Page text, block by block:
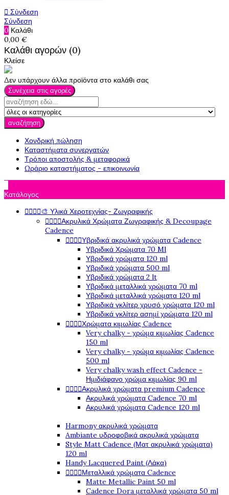
 Σύνδεση
Σύνδεση
0 Καλάθι
0,00 €
Καλάθι αγορών (0)
Κλείσε
Δεν υπάρχουν άλλα προϊόντα στο καλάθι σας
Συνέχεια στις αγορές
αναζήτηση
Χονδρική πώληση
Καταστήματα συνεργατών
Τρόποι αποστολής & μεταφορικά
Ωράριο καταστήματος - επικοινωνία
Κατάλογος
🎨 Υλικά Χεροτεχνίας- Ζωγραφικής
Ακρυλικά Χρώματα Ζωγραφικής & Decoupage
Cadence
Υβριδικά ακρυλικά χρώματα Cadence
Υβριδικά Χρώματα 70 Ml
Υβριδικά χρώματα 120 ml
Υβριδικά χρώματα 500 ml
Υβριδικά χρώματα 2 lt
Υβριδικά μεταλλικά χρώματα 70 ml
Υβριδικά μεταλλικά χρώματα 120 ml
Υβριδικά γκλίτερ χρυσό χρώματα 120 ml
Υβριδικά γκλίτερ ασημί χρώματα 120 ml
Χρώματα κιμωλίας Cadence
Very chalky - χρώμα κιμωλίας Cadence
150 ml
Very chalky - χρώμα κιμωλίας Cadence
500 ml
Very chalky wash effect Cadence -
Ημιδιάφανο χρώμα κιμωλίας 90 ml
Ακρυλικά χρώματα premium Cadence
Ακρυλικά χρώματα Cadence 70 ml
Ακρυλικά χρώματα Cadence 120 ml
Harmony ακρυλικά χρώματα
Ambiante υδροφοβικά ακρυλικά χρώματα
Style Matt Cadence (Ματ ακρυλικά χρώματα)
120 ml
Handy Lacquered Paint (Λάκα)
Μεταλλικά χρώματα Cadence
Matte Metallic Paint 50 ml
Cadence Dora μεταλλικά χρώματα 50 ml